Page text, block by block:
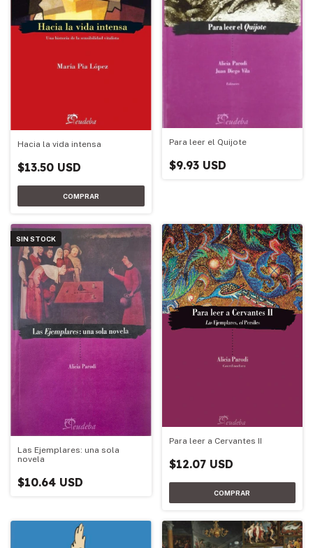
Hacia la vida intensa
$13.50 USD
Para leer el Quijote
$9.93 USD
SIN STOCK
Las Ejemplares: una sola
novela
$10.64 USD
Para leer a Cervantes II
$12.07 USD